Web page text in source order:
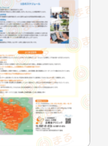
が自信を持って
念や働く環境、
が的確に伝わる
見学後も医院の
す。さらに、転職
面でも、医院の
ルとして活用で